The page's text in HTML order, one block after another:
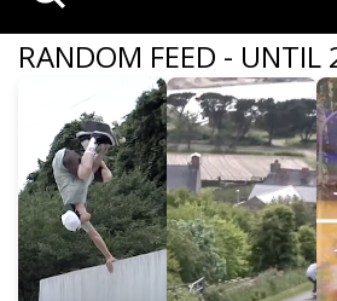
RANDOM FEED - UNTIL